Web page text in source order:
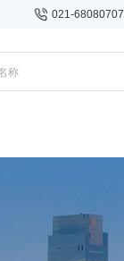
021-68080707